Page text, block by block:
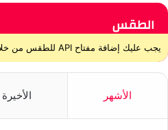
الطقس
يجب عليك إضافة مفتاح API للطقس من خلال صفحة إعدادات القالب > الدمج
الأشهر الأخيرة